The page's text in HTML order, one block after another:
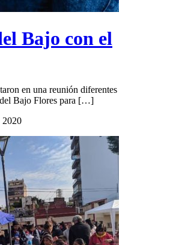
Bajo con el
en una reunión diferentes
Bajo Flores para […]
2020